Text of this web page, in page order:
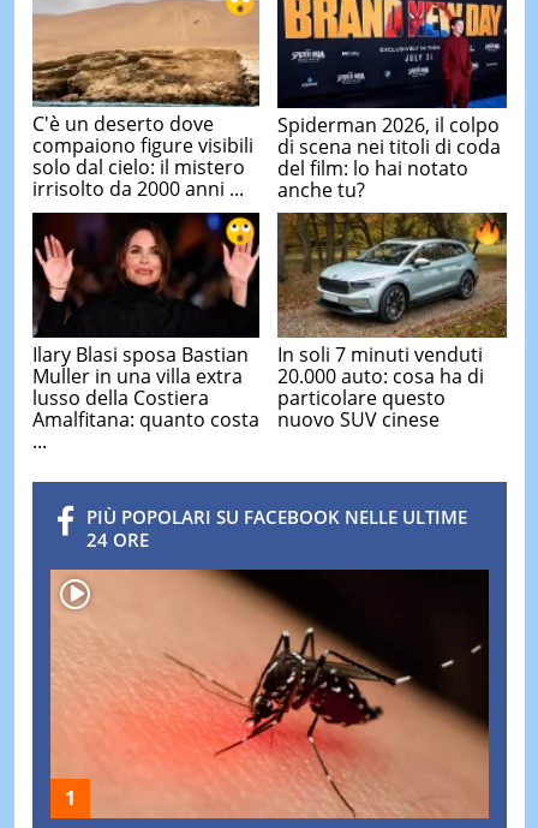
C'è un deserto dove
compaiono figure visibili
solo dal cielo: il mistero
irrisolto da 2000 anni ...
Spiderman 2026, il colpo
di scena nei titoli di coda
del film: lo hai notato
anche tu?
Ilary Blasi sposa Bastian
Muller in una villa extra
lusso della Costiera
Amalfitana: quanto costa
...
In soli 7 minuti venduti
20.000 auto: cosa ha di
particolare questo
nuovo SUV cinese
PIÙ POPOLARI SU FACEBOOK NELLE ULTIME
24 ORE